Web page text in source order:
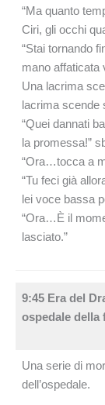
“Ma quanto
Ciri, gli occhi
“Stai tornando
mano affaticata
Una lacrima
lacrima scende
“Quei dannati
la promessa!”
“Ora…tocca a
“Tu feci già
lei voce bassa
“Ora…È il
lasciato.”
9:45 Era del
ospedale della
Una serie di
dell’ospedale.